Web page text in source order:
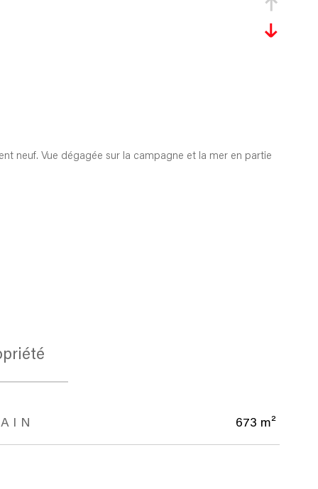
neuf. Vue dégagée sur la campagne et la mer en partie
673 m²